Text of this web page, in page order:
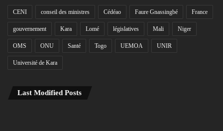
CENI conseil des ministres Cédéao Faure Gnassingbé France
gouvernement Kara Lomé législatives Mali Niger
OMS ONU Santé Togo UEMOA UNIR
Université de Kara
Last Modified Posts